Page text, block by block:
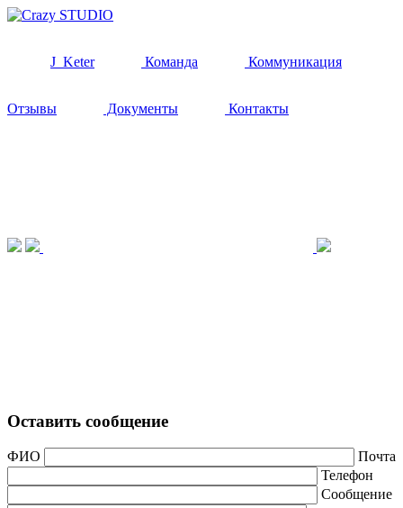
J_Keter Команда Коммуникация
Отзывы Документы Контакты
Оставить сообщение
ФИО
Почта
Телефон
Сообщение